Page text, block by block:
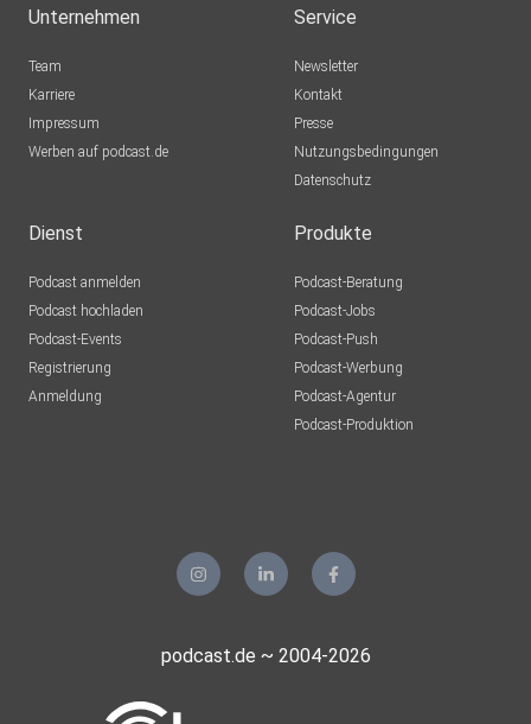
Unternehmen
Team
Karriere
Impressum
Werben auf podcast.de
Service
Newsletter
Kontakt
Presse
Nutzungsbedingungen
Datenschutz
Dienst
Podcast anmelden
Podcast hochladen
Podcast-Events
Registrierung
Anmeldung
Produkte
Podcast-Beratung
Podcast-Jobs
Podcast-Push
Podcast-Werbung
Podcast-Agentur
Podcast-Produktion
podcast.de ~ 2004-2026